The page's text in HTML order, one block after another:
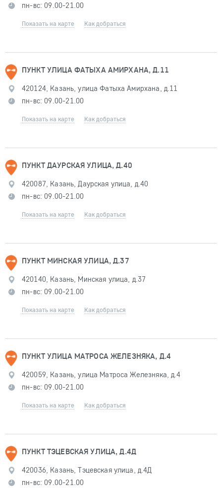
пн-вс: 09.00-21.00
Показать на карте Как добраться
ПУНКТ УЛИЦА ФАТЫХА АМИРХАНА, Д.11
420124, Казань, улица Фатыха Амирхана, д.11
пн-вс: 09.00-21.00
Показать на карте Как добраться
ПУНКТ ДАУРСКАЯ УЛИЦА, Д.40
420087, Казань, Даурская улица, д.40
пн-вс: 09.00-21.00
Показать на карте Как добраться
ПУНКТ МИНСКАЯ УЛИЦА, Д.37
420140, Казань, Минская улица, д.37
пн-вс: 09.00-21.00
Показать на карте Как добраться
ПУНКТ УЛИЦА МАТРОСА ЖЕЛЕЗНЯКА, Д.4
420059, Казань, улица Матроса Железняка, д.4
пн-вс: 09.00-21.00
Показать на карте Как добраться
ПУНКТ ТЭЦЕВСКАЯ УЛИЦА, Д.4Д
420036, Казань, Тэцевская улица, д.4Д
пн-вс: 09.00-21.00